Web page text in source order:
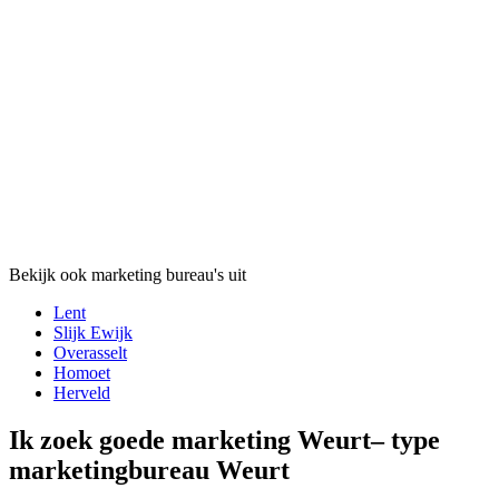
Bekijk ook marketing bureau's uit
Lent
Slijk Ewijk
Overasselt
Homoet
Herveld
Ik zoek goede marketing Weurt– type
marketingbureau Weurt